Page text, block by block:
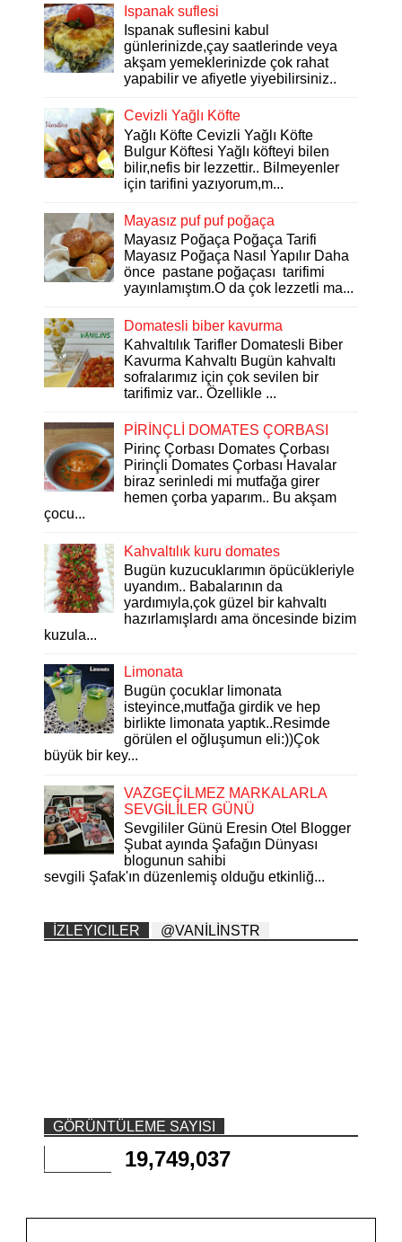
Ispanak suflesi
Ispanak suflesini kabul
günlerinizde,çay saatlerinde veya
akşam yemeklerinizde çok rahat
yapabilir ve afiyetle yiyebilirsiniz..
Cevizli Yağlı Köfte
Yağlı Köfte Cevizli Yağlı Köfte
Bulgur Köftesi Yağlı köfteyi bilen
bilir,nefis bir lezzettir.. Bilmeyenler
için tarifini yazıyorum,m...
Mayasız puf puf poğaça
Mayasız Poğaça Poğaça Tarifi
Mayasız Poğaça Nasıl Yapılır Daha
önce pastane poğaçası tarifimi
yayınlamıştım.O da çok lezzetli ma...
Domatesli biber kavurma
Kahvaltılık Tarifler Domatesli Biber
Kavurma Kahvaltı Bugün kahvaltı
sofralarımız için çok sevilen bir
tarifimiz var.. Özellikle ...
PİRİNÇLİ DOMATES ÇORBASI
Pirinç Çorbası Domates Çorbası
Pirinçli Domates Çorbası Havalar
biraz serinledi mi mutfağa girer
hemen çorba yaparım.. Bu akşam
çocu...
Kahvaltılık kuru domates
Bugün kuzucuklarımın öpücükleriyle
uyandım.. Babalarının da
yardımıyla,çok güzel bir kahvaltı
hazırlamışlardı ama öncesinde bizim
kuzula...
Limonata
Bugün çocuklar limonata
isteyince,mutfağa girdik ve hep
birlikte limonata yaptık..Resimde
görülen el oğluşumun eli:))Çok
büyük bir key...
VAZGEÇİLMEZ MARKALARLA
SEVGİLİLER GÜNÜ
Sevgililer Günü Eresin Otel Blogger
Şubat ayında Şafağın Dünyası
blogunun sahibi
sevgili Şafak'ın düzenlemiş olduğu etkinliğ...
İZLEYICILER @VANİLİNSTR
GÖRÜNTÜLEME SAYISI
19,749,037